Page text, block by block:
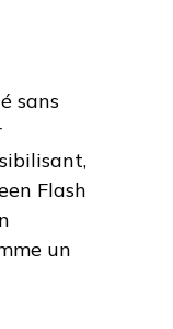
sans
Flash
un